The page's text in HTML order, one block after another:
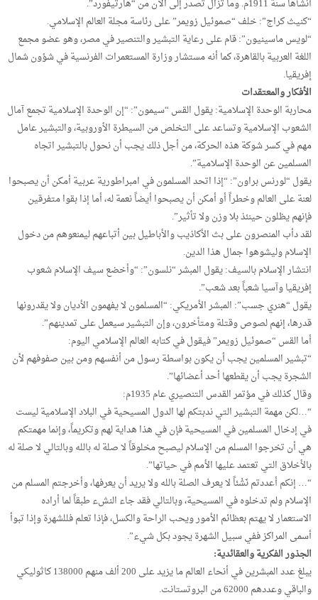
أنشأها سنة 1911م. وما تزال تصدر إلى الآن من “هارتيفورد”.
“كنيث كراج”: خلف “صموئيل زويمر” على رئاسة مجلة العالم الإسلامي.
“لويس ماسينيون”: قام على رعاية التبشير والتنصير في مصر، وهو عضو مجمع
اللغة العربية بالقاهرة، كما أنه مستشار وزارة المستعمرات الفرنسية في شؤون شمال
إفريقيا.
الأفكار والمعتقدات
محاربة الوحدة الإسلامية: يقول القس “سيمون”: “إن الوحدة الإسلامية تجمع آمال
الشعوب الإسلامية وتساعد على التخلص من السيطرة الأوروبية، والتبشير عامل
مهم في كسر شوكة هذه الحركة، من أجل ذلك يجب أن نحول بالتبشير اتجاه
المسلمين عن الوحدة الإسلامية”.
يقول “لورنس براون”: “إذا اتحد المسلمون في امبراطورية عربية أمكن أن يصبحوا
لعنة على العالم وخطراً أو أمكن أن يصبحوا أيضاً نعمة له، أما إذا بقوا متفرقين
فإنهم يظلون حينئذ بلا وزن ولا تأثير”.
لقد دأب المنصرون على بث الأكاذيب والأباطيل بين أتباعهم ليمنعوهم من دخول
الإسلام وليشوهوا جمال هذا الدين.
انتشار الإسلام بالسيف: يقول المبشر “نلسون”: “وأخضع سيف الإسلام شعوب
إفريقيا وآسيا شعباً بعد شعب”.
يقول “هنري جسب”: المبشر الأمريكي: “المسلمون لا يفهمون الأديان ولا يقدرونها
قدرها، إنهم لصوص وقتلة ومتأخرون، وإن التبشير سيعمل على تمدينهم”.
أما القس “صموئيل زويمر” فيقول في كتابه العالم الإسلامي اليوم:
“تبشير المسلمين يجب أن يكون بواسطة رسول من أنفسهم ومن بين صفوفهم لأن
الشجرة يجب أن يقطعها أحد أعضائها”.
وقال كذلك في مؤتمر القدس التنصيري عام 1935م:
“…لكن مهمة التبشير التي ندبتكم لها الدول المسيحية في البلاد الإسلامية ليست
في إدخال المسلمين في المسيحية فإن في هذا هداية لهم وتكريماً، وإنما مهمتكم
هي أن تخرجوا المسلم من الإسلام ليصبح مخلوقاً لا صلة له بالله وبالتالي لا صلة له
بالأخلاق التي تعتمد عليها الأمم في حياتها”.
“… إنكم أعددتم نَشْئاً لا يعرف الصلة بالله ولا يريد أن يعرفها، وأخرجتم المسلم من
الإسلام ولم تدخلوه في المسيحية، وبالتالي فقد جاء النشء طبقاً لما أراده
الاستعمار لا يهتم بعظائم الأمور ويحب الراحة والكسل، فإذا تعلم فللشهرة وإذا تبوأ
أسمى المراكز ففي سبيل الشهرة يجود بكل شيء”.
الجذور الفكرية والعقائدية:
يبلغ عدد المبشرين في أنحاء العالم ما يزيد على 200 ألف منهم 138000 كاثوليكي
والباقي وعددهم 62000 من البروتستانت.